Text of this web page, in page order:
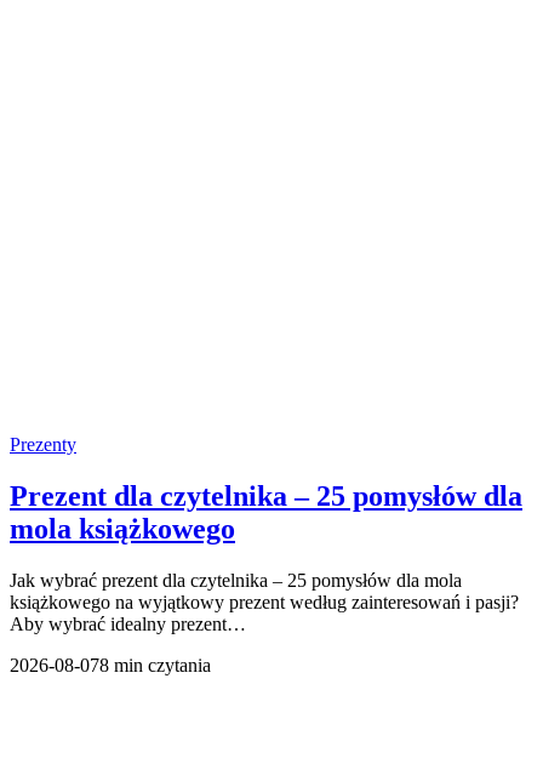
Prezenty
Prezent dla czytelnika – 25 pomysłów dla
mola książkowego
Jak wybrać prezent dla czytelnika – 25 pomysłów dla mola
książkowego na wyjątkowy prezent według zainteresowań i pasji?
Aby wybrać idealny prezent…
2026-08-078 min czytania